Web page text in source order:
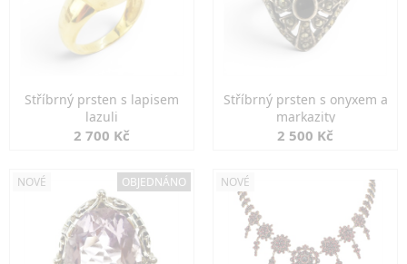
Stříbrný prsten s lapisem
lazuli
2 700 Kč
Stříbrný prsten s onyxem a
markazity
2 500 Kč
NOVÉ OBJEDNÁNO NOVÉ